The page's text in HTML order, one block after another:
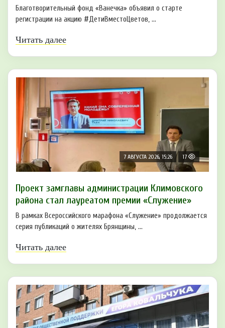
Благотворительный фонд «Ванечка» объявил о старте
регистрации на акцию #ДетиВместоЦветов, ...
Читать далее
7 АВГУСТА 2026, 15:26 17
Проект замглавы администрации Климовского
района стал лауреатом премии «Служение»
В рамках Всероссийского марафона «Служение» продолжается
серия публикаций о жителях Брянщины, ...
Читать далее